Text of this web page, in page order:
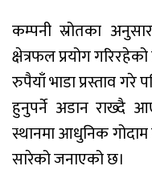
कम्पनी स्रोतका
क्षेत्रफल प्रयोग
रुपैयाँ भाडा प्रस्ताव
हुनुपर्ने अडान राख्दै
स्थानमा आधुनिक गोदाम
सारेको जनाएको छ।